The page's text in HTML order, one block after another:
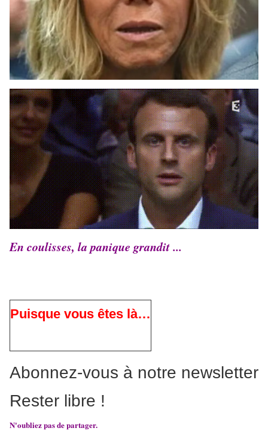
En coulisses, la panique grandit ...
Puisque vous êtes là…
Abonnez-vous à notre newsletter
Rester libre !
N'oubliez pas de partager.